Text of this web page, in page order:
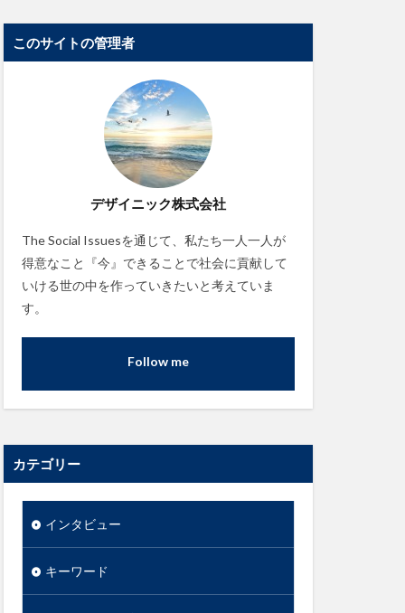
このサイトの管理者
デザイニック株式会社
The Social Issuesを通じて、私たち一人一人が
得意なこと『今』できることで社会に貢献して
いける世の中を作っていきたいと考えていま
す。
Follow me
カテゴリー
インタビュー
キーワード